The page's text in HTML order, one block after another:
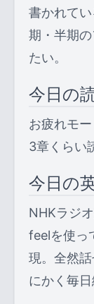
書かれて
期・半期
たい。
今日の
お疲れモ
3章くらい
今日の
NHKラジ
feelを使っ
現。全然
にかく毎日